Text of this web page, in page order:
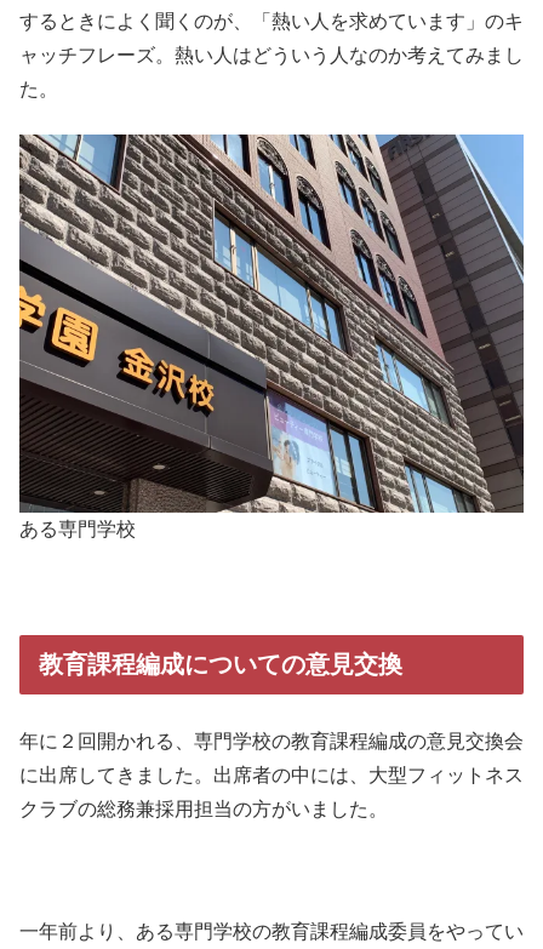
するときによく聞くのが、「熱い人を求めています」のキ
ャッチフレーズ。熱い人はどういう人なのか考えてみまし
た。
ある専門学校
教育課程編成についての意見交換
年に２回開かれる、専門学校の教育課程編成の意見交換会
に出席してきました。出席者の中には、大型フィットネス
クラブの総務兼採用担当の方がいました。
一年前より、ある専門学校の教育課程編成委員をやってい